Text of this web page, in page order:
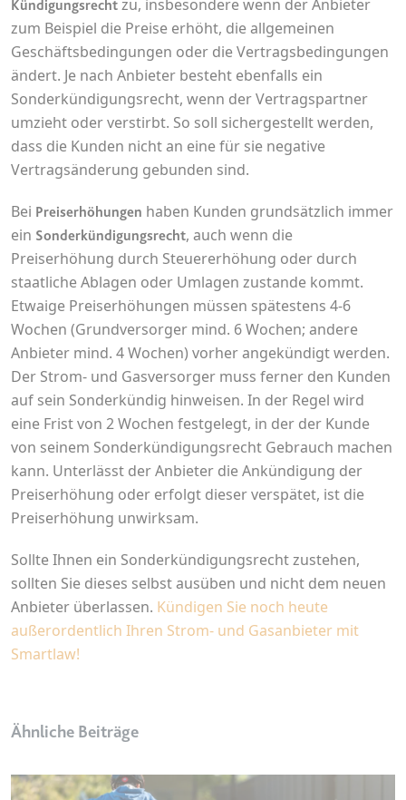
Zweck:
Wird verwendet, um Daten zu
Google Analytics über das Gerät
und das Verhalten des Besuchers
zu senden. Erfasst den Besucher
über Geräte und Marketingkanäle
hinweg.
Ablauf:
2 Jahre
HTTP-Cookie
_ga_#
Anbieter:
smartlaw.de
Zweck:
Wird verwendet, um Daten zu
Google Analytics über das Gerät
und das Verhalten des Besuchers
zu senden. Erfasst den Besucher
über Geräte und Marketingkanäle
hinweg.
Ablauf:
2 Jahre
Typ:
HTTP-Cookie
_gcl_au
Wird verwendet, um die Effizienz
der Werbeaktivitäten der Website
zu messen, indem Daten über die
Conversion-Rate der Anzeigen der
Typ:
HTTP-Cookie
_gcl_ls
Ablauf:
180 Tage
Typ:
HTTP-Cookie
YSC
Anbieter:
youtube.com
Statistiken der Videos von
YouTube, die der Benutzer
gesehen hat, zu behalten.
Ablauf:
Sitzung
Typ:
HTTP-Cookie
Kündigungsrecht zu, insbesondere wenn der Anbieter
zum Beispiel die Preise erhöht, die allgemeinen
Geschäftsbedingungen oder die Vertragsbedingungen
ändert. Je nach Anbieter besteht ebenfalls ein
Sonderkündigungsrecht, wenn der Vertragspartner
umzieht oder verstirbt. So soll sichergestellt werden,
dass die Kunden nicht an eine für sie negative
Vertragsänderung gebunden sind.
Bei Preiserhöhungen haben Kunden grundsätzlich immer
ein Sonderkündigungsrecht, auch wenn die
Preiserhöhung durch Steuererhöhung oder durch
staatliche Ablagen oder Umlagen zustande kommt.
Etwaige Preiserhöhungen müssen spätestens 4-6
Wochen (Grundversorger mind. 6 Wochen; andere
Anbieter mind. 4 Wochen) vorher angekündigt werden.
Der Strom- und Gasversorger muss ferner den Kunden
auf sein Sonderkündig hinweisen. In der Regel wird
eine Frist von 2 Wochen festgelegt, in der der Kunde
von seinem Sonderkündigungsrecht Gebrauch machen
kann. Unterlässt der Anbieter die Ankündigung der
Preiserhöhung oder erfolgt dieser verspätet, ist die
Preiserhöhung unwirksam.
Sollte Ihnen ein Sonderkündigungsrecht zustehen,
sollten Sie dieses selbst ausüben und nicht dem neuen
Anbieter überlassen. Kündigen Sie noch heute
außerordentlich Ihren Strom- und Gasanbieter mit
Smartlaw!
Ähnliche Beiträge